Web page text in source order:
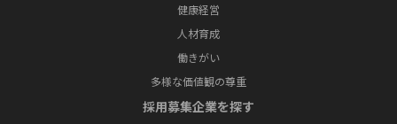
健康経営
人材育成
働きがい
多様な価値観の尊重
採⽤募集企業を探す